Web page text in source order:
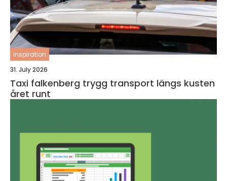
inspiration
31. July 2026
Taxi falkenberg trygg transport längs kusten
året runt